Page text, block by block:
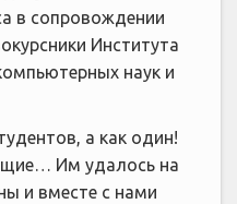
в сопровождении
Института
наук и
а как один!
Им удалось на
и вместе с нами